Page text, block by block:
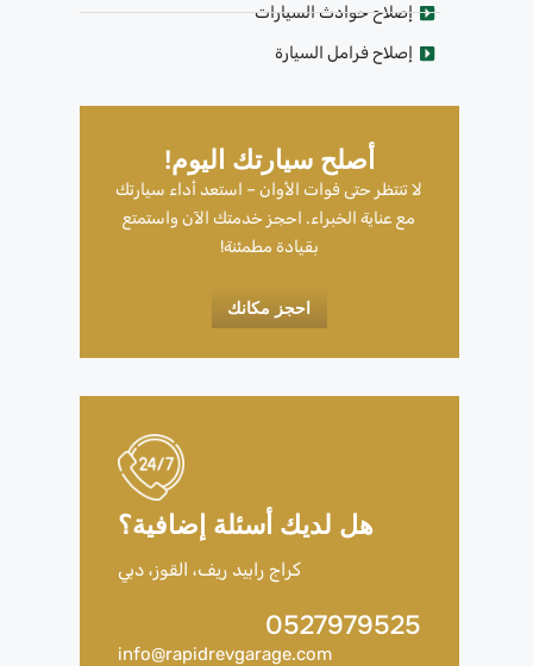
إصلاح حوادث السيارات
إصلاح فرامل السيارة
أصلح سيارتك اليوم!
لا تنتظر حتى فوات الأوان – استعد أداء سيارتك
مع عناية الخبراء. احجز خدمتك الآن واستمتع
بقيادة مطمئنة!
احجز مكانك
هل لديك أسئلة إضافية؟
كراج رابيد ريف، القوز، دبي
0527979525
info@rapidrevgarage.com